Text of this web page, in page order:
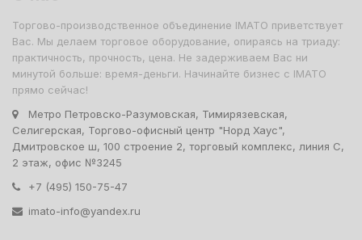
Торгово-производственное объединение IMATO приветствует
Вас. Мы делаем торговое оборудование, опираясь на триаду:
практичность, прочность, цена. Не задерживаем Вас ни
минутой больше: время-деньги. Начинайте бизнес с IMATO
прямо сейчас!
Метро Петровско-Разумовская, Тимирязевская,
Селигерская, Торгово-офисный центр "Норд Хаус",
Дмитровское ш, 100 строение 2, торговый комплекс, линия С,
2 этаж, офис №3245
+7 (495) 150-75-47
imato-info@yandex.ru